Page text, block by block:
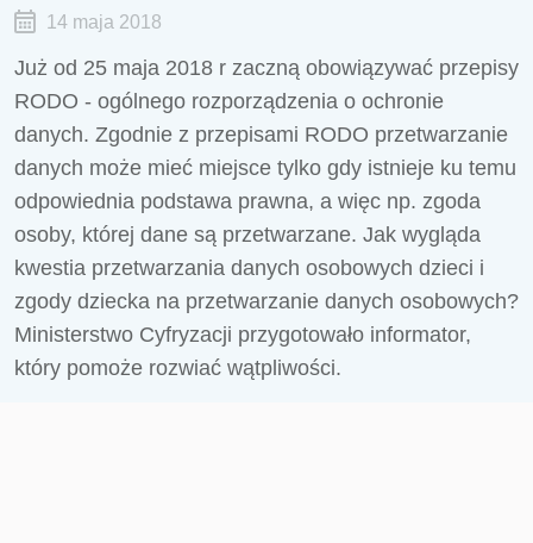
14 maja 2018
Już od 25 maja 2018 r zaczną obowiązywać przepisy
RODO - ogólnego rozporządzenia o ochronie
danych. Zgodnie z przepisami RODO przetwarzanie
danych może mieć miejsce tylko gdy istnieje ku temu
odpowiednia podstawa prawna, a więc np. zgoda
osoby, której dane są przetwarzane. Jak wygląda
kwestia przetwarzania danych osobowych dzieci i
zgody dziecka na przetwarzanie danych osobowych?
Ministerstwo Cyfryzacji przygotowało informator,
który pomoże rozwiać wątpliwości.